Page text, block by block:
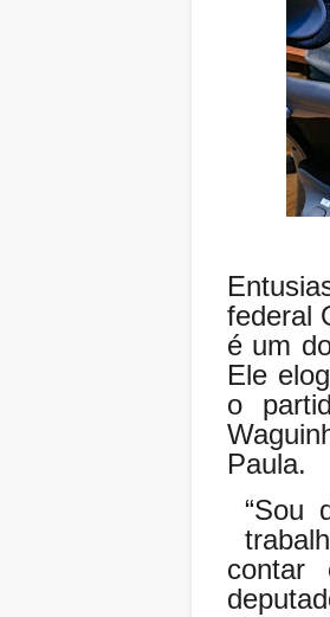
federal
é um
Ele
o
Paula.
“Sou
contar